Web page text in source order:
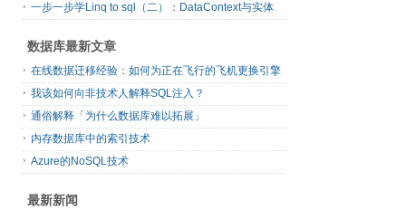
一步一步学Linq to sql（二）：DataContext与实体
数据库最新文章
在线数据迁移经验：如何为正在飞行的飞机更换引擎
我该如何向非技术人解释SQL注入？
通俗解释「为什么数据库难以拓展」
内存数据库中的索引技术
Azure的NoSQL技术
最新新闻